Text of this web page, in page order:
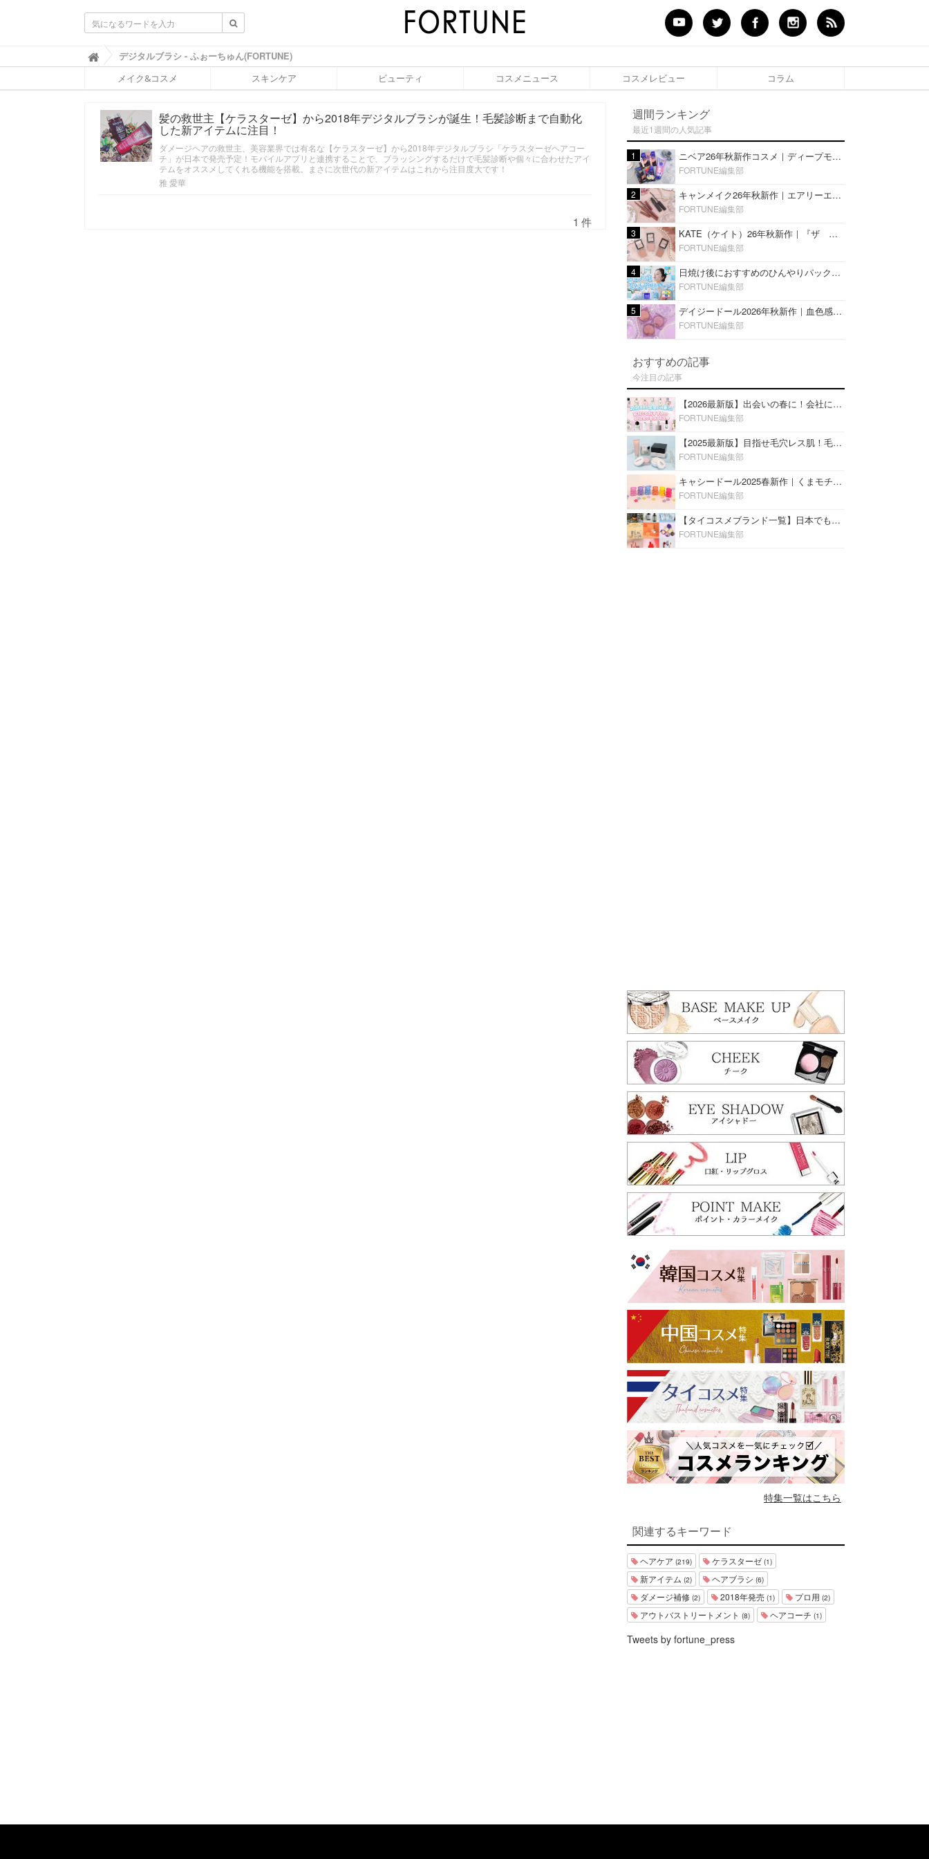
ふ
ぉ
ち
ん
F
O
デジタルブラシ - ふぉーちゅん(FORTUNE)
メイク&コスメ スキンケア ビューティ コスメニュース コスメレビュー コラム
髪の救世主【ケラスターゼ】から2018年デジタルブラシが誕生！毛髪診断まで自動化
した新アイテムに注目！
ダメージヘアの救世主、美容業界では有名な【ケラスターゼ】から2018年デジタルブラシ「ケラスターゼヘアコー
チ」が日本で発売予定！モバイルアプリと連携することで、ブラッシングするだけで毛髪診断や個々に合わせたアイ
テムをオススメしてくれる機能を搭載。まさに次世代の新アイテムはこれから注目度大です！
雅 愛華
1 件
週間ランキング
最近1週間の人気記事
1 ニベア26年秋新作コスメ｜ディープモイスチャーリップの美容液タイプや2in1ボディクリームスクラブも
FORTUNE編集部
2 キャンメイク26年秋新作｜エアリーエクステンションライナー＆カールスナイパーマスカラ新色をレビュー
FORTUNE編集部
3 KATE（ケイト）26年秋新作｜『ザ アイカラー』に白みベージュ系淡色カラーが登場！新3色をレビュー
FORTUNE編集部
4 日焼け後におすすめのひんやりパック14選｜暑い夏にぴったりな冷凍／鎮静／うるおいチャージマスクを紹介
FORTUNE編集部
5 デイジードール2026年秋新作｜血色感が可愛い♡『パウダー ブラッシュ ブルーム』新3色をレビュー
FORTUNE編集部
おすすめの記事
今注目の記事
【2026最新版】出会いの春に！会社にもおすすめの好印象な香水14選♡ビジネスの場での香水マナーも
FORTUNE編集部
【2025最新版】目指せ毛穴レス肌！毛穴を埋めて隠す「おすすめ部分用下地＆プライマー」ランキング♡
FORTUNE編集部
キャシードール2025春新作｜くまモチーフのミニリップ「シャイニーベア リップモイスト」をレビュー♡
FORTUNE編集部
【タイコスメブランド一覧】日本でも人気沸騰中の“タイコスメ”ブランド20選！
FORTUNE編集部
特集一覧はこちら
関連するキーワード
ヘアケア (219) ケラスターゼ (1)
新アイテム (2) ヘアブラシ (6)
ダメージ補修 (2) 2018年発売 (1) プロ用 (2)
アウトバストリートメント (8) ヘアコーチ (1)
Tweets by fortune_press